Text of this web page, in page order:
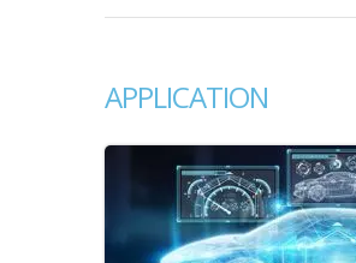
APPLICATION